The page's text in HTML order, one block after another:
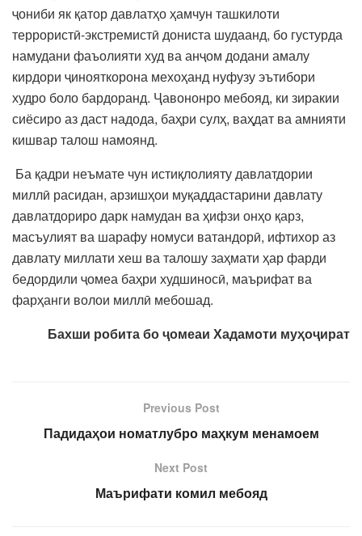
ҷониби як қатор давлатҳо ҳамчун ташкилоти
террористӣ-экстремистӣ дониста шудаанд, бо густурда
намудани фаъолияти худ ва анҷом додани амалу
кирдори ҷинояткорона мехоҳанд нуфузу эътибори
худро боло бардоранд. Ҷавононро мебояд, ки зиракии
сиёсиро аз даст надода, баҳри сулҳ, ваҳдат ва амнияти
кишвар талош намоянд.
Ба қадри неъмате чун истиқлолияту давлатдории
миллӣ расидан, арзишҳои муқаддастарини давлату
давлатдориро дарк намудан ва ҳифзи онҳо қарз,
масъулият ва шарафу номуси ватандорӣ, ифтихор аз
давлату миллати хеш ва талошу заҳмати ҳар фарди
бедордили ҷомеа баҳри худшиносӣ, маърифат ва
фарҳанги волои миллӣ мебошад.
Бахши робита бо ҷомеаи Хадамоти муҳоҷират
Previous Post
Падидаҳои номатлубро маҳкум менамоем
Next Post
Маърифати комил мебояд